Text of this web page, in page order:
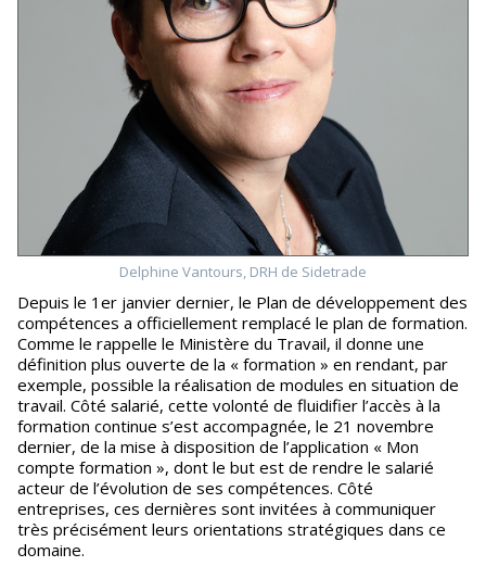
Delphine Vantours, DRH de Sidetrade
Depuis le 1er janvier dernier, le Plan de développement des
compétences a officiellement remplacé le plan de formation.
Comme le rappelle le Ministère du Travail, il donne une
définition plus ouverte de la « formation » en rendant, par
exemple, possible la réalisation de modules en situation de
travail. Côté salarié, cette volonté de fluidifier l’accès à la
formation continue s’est accompagnée, le 21 novembre
dernier, de la mise à disposition de l’application « Mon
compte formation », dont le but est de rendre le salarié
acteur de l’évolution de ses compétences. Côté
entreprises, ces dernières sont invitées à communiquer
très précisément leurs orientations stratégiques dans ce
domaine.